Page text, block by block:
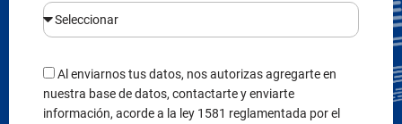
Al enviarnos tus datos, nos autorizas agregarte en
nuestra base de datos, contactarte y enviarte
información, acorde a la ley 1581 reglamentada por el